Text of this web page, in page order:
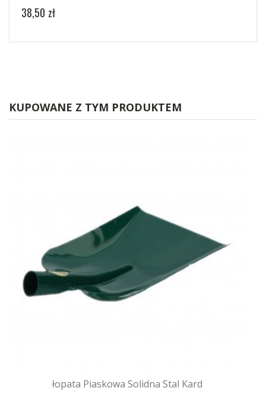
38,50 zł
KUPOWANE Z TYM PRODUKTEM
łopata Piaskowa Solidna Stal Kard